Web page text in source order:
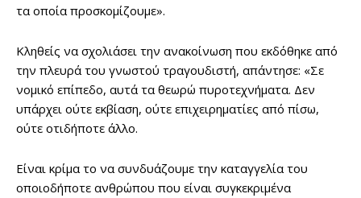
τα οποία προσκομίζουμε».
Κληθείς να σχολιάσει την ανακοίνωση που εκδόθηκε από
την πλευρά του γνωστού τραγουδιστή, απάντησε: «Σε
νομικό επίπεδο, αυτά τα θεωρώ πυροτεχνήματα. Δεν
υπάρχει ούτε εκβίαση, ούτε επιχειρηματίες από πίσω,
ούτε οτιδήποτε άλλο.
Είναι κρίμα το να συνδυάζουμε την καταγγελία του
οποιοδήποτε ανθρώπου που είναι συγκεκριμένα